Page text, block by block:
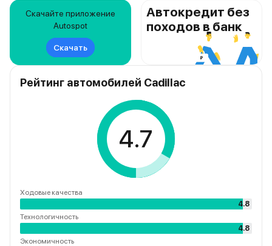
Скачайте приложение
Autospot
Скачать
Автокредит без
походов в банк
Рейтинг автомобилей Cadillac
4.7
Ходовые качества
4.8
Технологичность
4.8
Экономичность